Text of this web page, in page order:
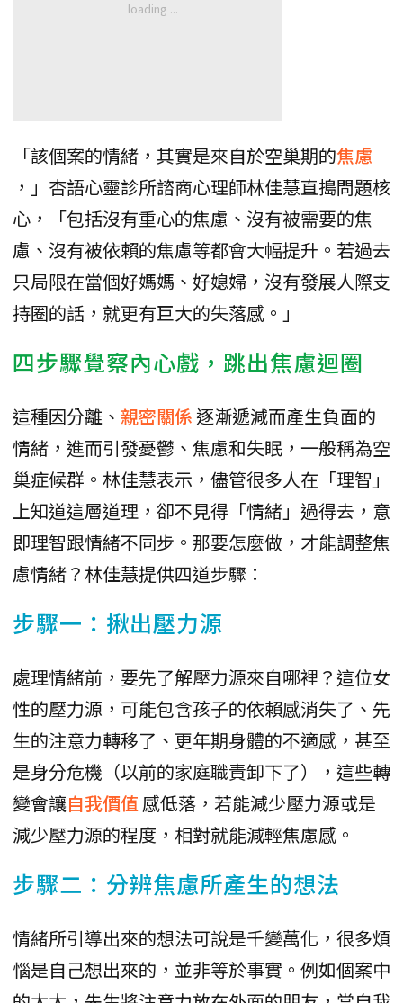
「該個案的情緒，其實是來自於空巢期的焦慮
，」杏語心靈診所諮商心理師林佳慧直搗問題核
心，「包括沒有重心的焦慮、沒有被需要的焦
慮、沒有被依賴的焦慮等都會大幅提升。若過去
只局限在當個好媽媽、好媳婦，沒有發展人際支
持圈的話，就更有巨大的失落感。」
四步驟覺察內心戲，跳出焦慮迴圈
這種因分離、 親密關係逐漸遞減而產生負面的
情緒，進而引發憂鬱、焦慮和失眠，一般稱為空
巢症候群。林佳慧表示，儘管很多人在「理智」
上知道這層道理，卻不見得「情緒」過得去，意
即理智跟情緒不同步。那要怎麼做，才能調整焦
慮情緒？林佳慧提供四道步驟：
步驟一：揪出壓力源
處理情緒前，要先了解壓力源來自哪裡？這位女
性的壓力源，可能包含孩子的依賴感消失了、先
生的注意力轉移了、更年期身體的不適感，甚至
是身分危機（以前的家庭職責卸下了），這些轉
變會讓自我價值感低落，若能減少壓力源或是
減少壓力源的程度，相對就能減輕焦慮感。
步驟二：分辨焦慮所產生的想法
情緒所引導出來的想法可說是千變萬化，很多煩
惱是自己想出來的，並非等於事實。例如個案中